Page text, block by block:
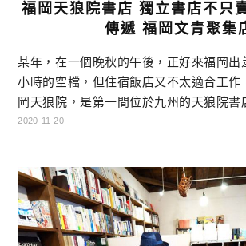
福岡天狼院書店 獨立書店不只
傳遞 福岡文青聚集
某年，在一個晚秋的午後，正好來福岡出
小時的空檔，但住宿飯店又不太適合工作
岡天狼院，是第一間位於九州的天狼院書
有開設社團活動，跟大家印象中的書店很
不是很遠，推薦大家可以坐公車，或散步
「福岡天狼院」 資訊 電話: […]…
2020-11-20